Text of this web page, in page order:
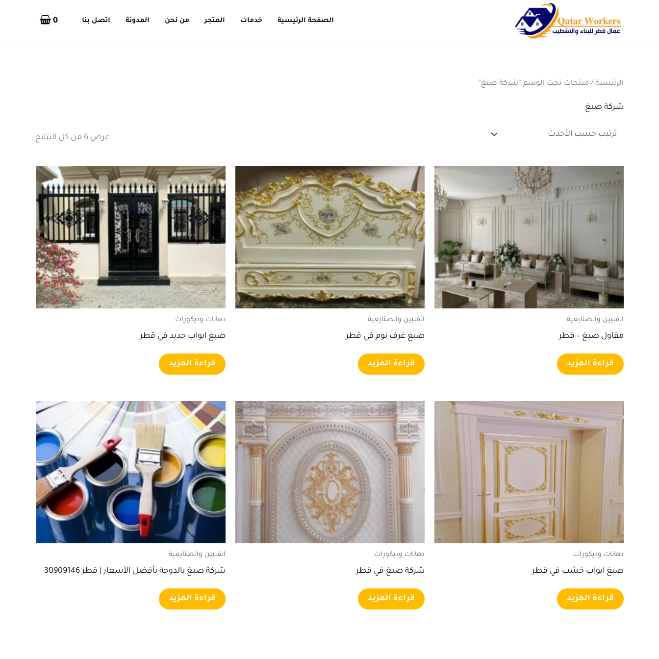
الصفحة الرئيسية خدمات المتجر من نحن المدونة اتصل بنا 0
الرئيسية / منتجات تحت الوسم “شركة صبغ”
شركة صبغ
عرض ⁦6⁩ من كل النتائج
الفنيين والصنايعية
مقاول صبغ – قطر
قراءة المزيد
الفنيين والصنايعية
صبغ غرف نوم في قطر
قراءة المزيد
دهانات وديكورات
صبغ ابواب حديد في قطر
قراءة المزيد
دهانات وديكورات
صبغ ابواب خشب في قطر
قراءة المزيد
دهانات وديكورات
شركة صبغ في قطر
قراءة المزيد
الفنيين والصنايعية
شركة صبغ بالدوحة بأفضل الأسعار | قطر 30909146
قراءة المزيد